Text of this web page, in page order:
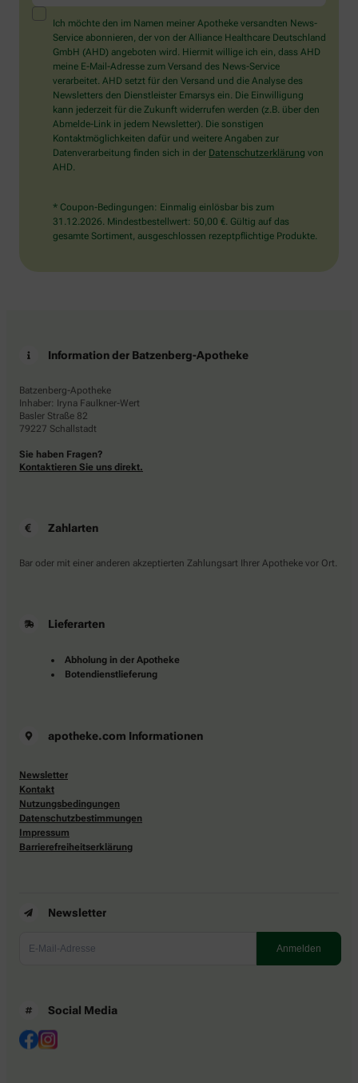
ein
Mensch?
Dann
wählen
Sie
bitte
den
LKW.
Ich möchte den im Namen meiner Apotheke versandten News-
Service abonnieren, der von der Alliance Healthcare Deutschland
GmbH (AHD) angeboten wird. Hiermit willige ich ein, dass AHD
meine E-Mail-Adresse zum Versand des News-Service
verarbeitet. AHD setzt für den Versand und die Analyse des
Newsletters den Dienstleister Emarsys ein. Die Einwilligung
kann jederzeit für die Zukunft widerrufen werden (z.B. über den
Abmelde-Link in jedem Newsletter). Die sonstigen
Kontaktmöglichkeiten dafür und weitere Angaben zur
Datenverarbeitung finden sich in der Datenschutzerklärung von
AHD.
* Coupon-Bedingungen: Einmalig einlösbar bis zum
31.12.2026. Mindestbestellwert: 50,00 €. Gültig auf das
gesamte Sortiment, ausgeschlossen rezeptpflichtige Produkte.
Information der Batzenberg-Apotheke
Batzenberg-Apotheke
Inhaber: Iryna Faulkner-Wert
Basler Straße 82
79227 Schallstadt
Sie haben Fragen?
Kontaktieren Sie uns direkt.
Zahlarten
Bar oder mit einer anderen akzeptierten Zahlungsart Ihrer Apotheke vor Ort.
Lieferarten
Abholung in der Apotheke
Botendienstlieferung
apotheke.com Informationen
Newsletter
Kontakt
Nutzungsbedingungen
Datenschutzbestimmungen
Impressum
Barrierefreiheitserklärung
Newsletter
Social Media